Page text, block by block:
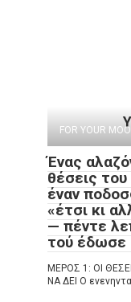
FOR YOUR
Ένας
θέσεις
έναν
«έτσι κι
— πέντε
τού έδωσε
ΜΕΡΟΣ 1: ΟΙ
ΝΑ ΔΕΙ Ο